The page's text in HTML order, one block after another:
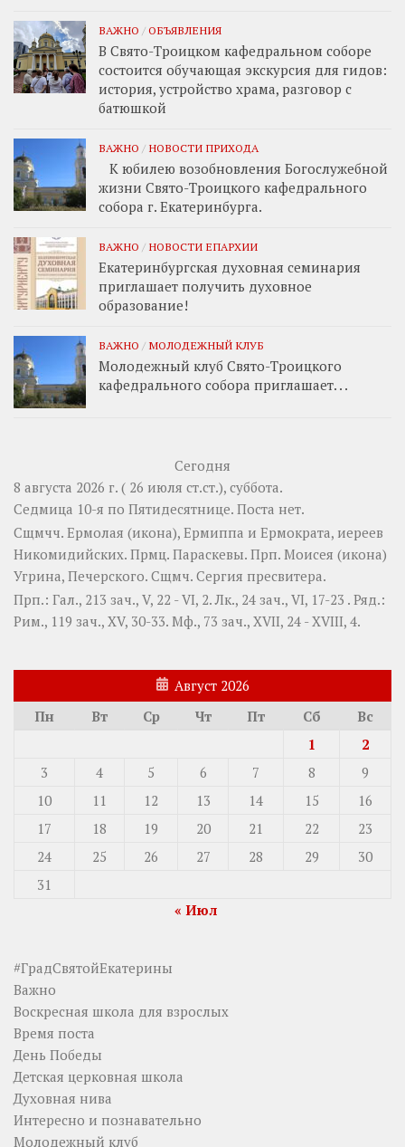
ВАЖНО / ОБЪЯВЛЕНИЯ
В Свято-Троицком кафедральном соборе
состоится обучающая экскурсия для гидов:
история, устройство храма, разговор с
батюшкой
ВАЖНО / НОВОСТИ ПРИХОДА
К юбилею возобновления Богослужебной
жизни Свято-Троицкого кафедрального
собора г. Екатеринбурга.
ВАЖНО / НОВОСТИ ЕПАРХИИ
Екатеринбургская духовная семинария
приглашает получить духовное
образование!
ВАЖНО / МОЛОДЕЖНЫЙ КЛУБ
Молодежный клуб Свято-Троицкого
кафедрального собора приглашает. . .
Сегодня
8 августа 2026 г. ( 26 июля ст.ст.), суббота.
Седмица 10-я по Пятидесятнице. Поста нет.
Сщмчч. Ермолая (икона), Ермиппа и Ермократа, иереев
Никомидийских. Прмц. Параскевы. Прп. Моисея (икона)
Угрина, Печерского. Сщмч. Сергия пресвитера.
Прп.: Гал., 213 зач., V, 22 - VI, 2. Лк., 24 зач., VI, 17-23 . Ряд.:
Рим., 119 зач., XV, 30-33. Мф., 73 зач., XVII, 24 - XVIII, 4.
Август 2026
Пн
Вт Ср Чт Пт Сб
Вс
1
2
3
4 5 6 7 8
9
10
11 12 13 14 15
16
17
18 19 20 21 22
23
24
25 26 27 28 29
30
31
« Июл
#ГрадСвятойЕкатерины
Важно
Воскресная школа для взрослых
Время поста
День Победы
Детская церковная школа
Духовная нива
Интересно и познавательно
Молодежный клуб